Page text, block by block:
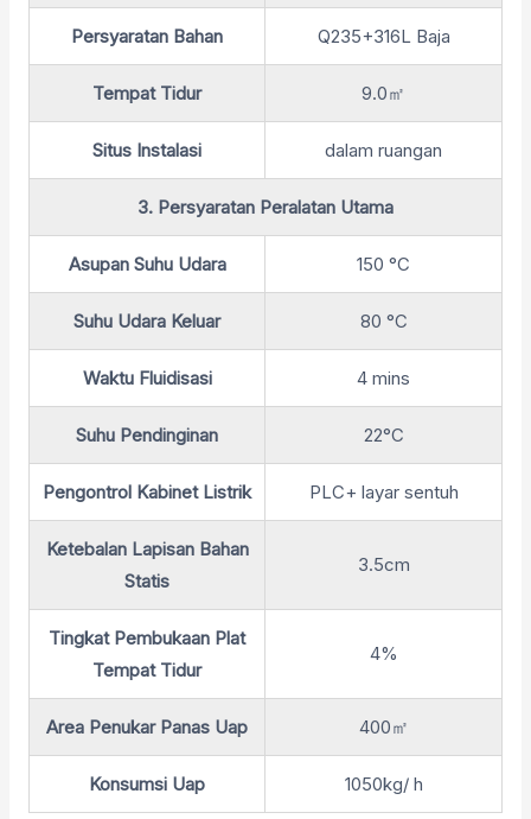
Persyaratan Bahan Q235+316L Baja
Tempat Tidur 9.0㎡
Situs Instalasi dalam ruangan
3. Persyaratan Peralatan Utama
Asupan Suhu Udara 150 °C
Suhu Udara Keluar 80 °C
Waktu Fluidisasi 4 mins
Suhu Pendinginan 22°C
Pengontrol Kabinet Listrik PLC+ layar sentuh
Ketebalan Lapisan Bahan
Statis
3.5cm
Tingkat Pembukaan Plat
Tempat Tidur
4%
Area Penukar Panas Uap 400㎡
Konsumsi Uap 1050kg/ h